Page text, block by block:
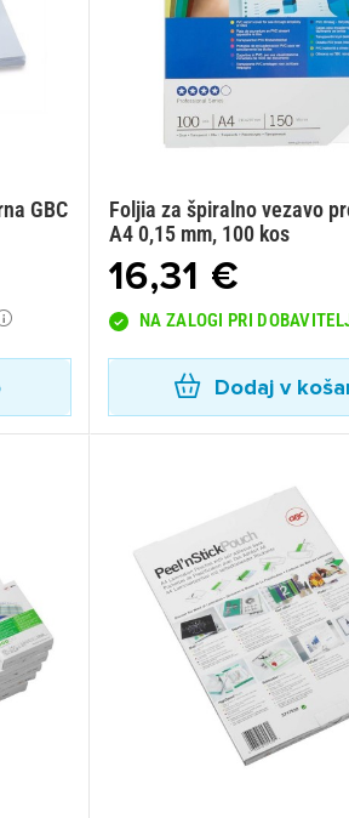
GBC
Foljia za špiralno vezavo
A4 0,15 mm, 100 kos
16,31 €
NA ZALOGI PRI
Dodaj v